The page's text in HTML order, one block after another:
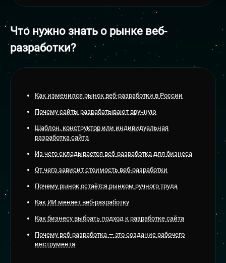
Что нужно знать о рынке веб-
разработки?
Как изменился рынок веб-разработки в России
Почему сайты разрабатывают вручную
Шаблон, конструктор или индивидуальная
разработка сайта
Из чего складывается веб-разработка для бизнеса
От чего зависит стоимость веб-разработки
Почему рынок остаётся рынком ручного труда
Как ИИ меняет веб-разработку
Как бизнесу выбрать подход к разработке сайта
Почему веб-разработка — это создание рабочего
инструмента